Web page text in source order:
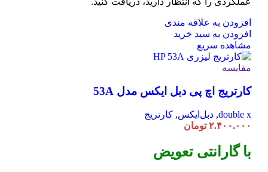
افزودن به علاقه مندی
افزودن به سبد خرید
مشاهده سریع
مقایسه
کارتریج اچ پی دبل ایکس مدل 53A
double x
, دبل‌ایکس, کارتریج
۲.۴۰۰.۰۰۰ تومان
با گارانتی تعویض